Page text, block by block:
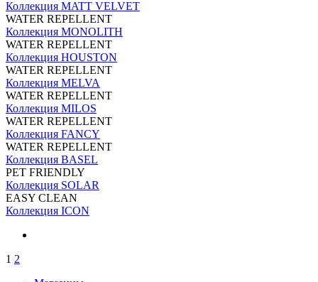
Коллекция MATT VELVET
WATER REPELLENT
Коллекция MONOLITH
WATER REPELLENT
Коллекция HOUSTON
WATER REPELLENT
Коллекция MELVA
WATER REPELLENT
Коллекция MILOS
WATER REPELLENT
Коллекция FANCY
WATER REPELLENT
Коллекция BASEL
PET FRIENDLY
Коллекция SOLAR
EASY CLEAN
Коллекция ICON
1 2